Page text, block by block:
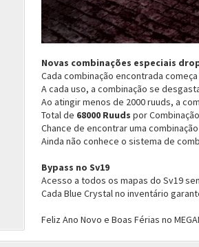
Novas combinações especiais
Cada combinação encontrada
A cada uso, a combinação se
Ao atingir menos de 2000 ruuds, a
Total de 68000 Ruuds por
Chance de encontrar uma
Ainda não conhece o sistema de
Bypass no Sv19
Acesso a todos os mapas do Sv19
Cada Blue Crystal no inventário
Feliz Ano Novo e Boas Férias no